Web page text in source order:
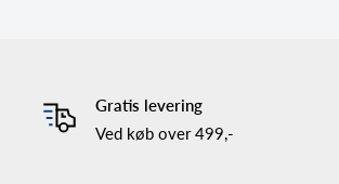
Gratis levering
Ved køb over 499,-